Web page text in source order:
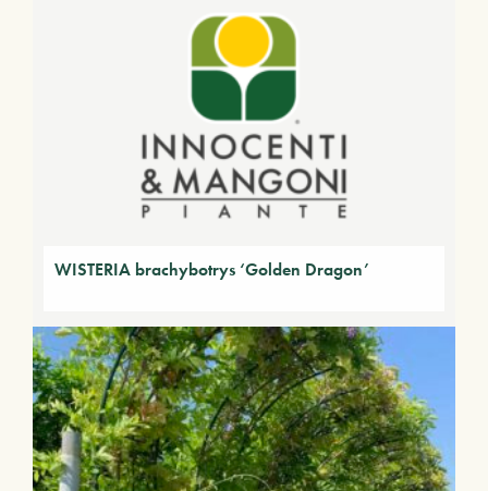
WISTERIA brachybotrys ‘Golden Dragon’